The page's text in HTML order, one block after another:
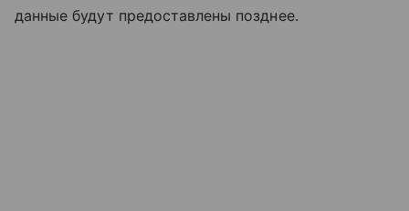
данные будут предоставлены позднее.